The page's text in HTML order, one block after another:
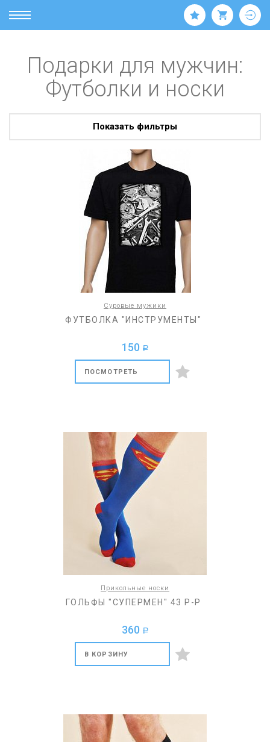
Подарки для мужчин:
Футболки и носки
Показать фильтры
Суровые мужики
ФУТБОЛКА "ИНСТРУМЕНТЫ"
150 a
ПОСМОТРЕТЬ
Прикольные носки
ГОЛЬФЫ "СУПЕРМЕН" 43 Р-Р
360 a
В КОРЗИНУ